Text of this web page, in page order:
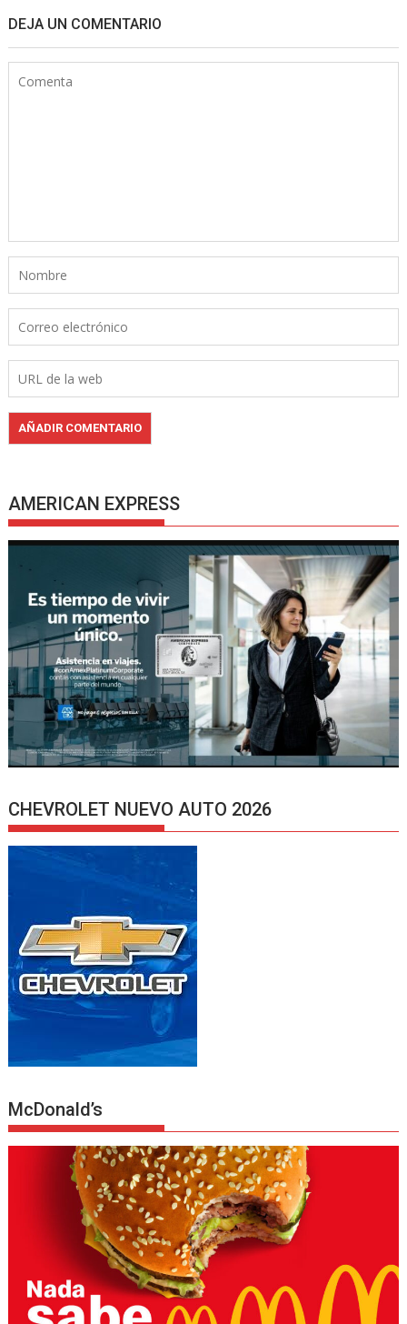
DEJA UN COMENTARIO
AMERICAN EXPRESS
CHEVROLET NUEVO AUTO 2026
McDonald’s